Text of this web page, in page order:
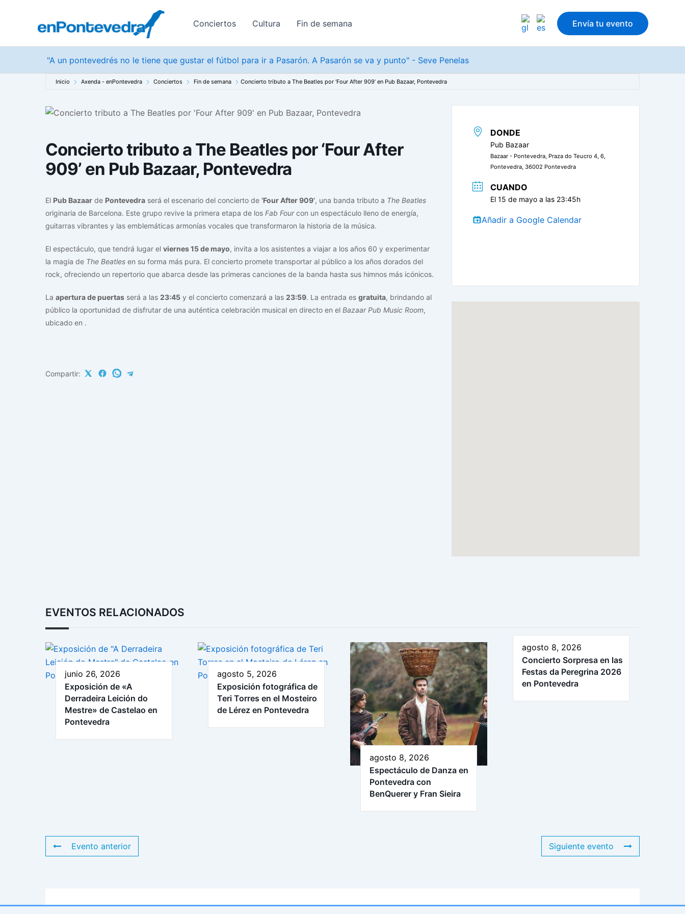
contenido
Conciertos Cultura Fin de semana Envía tu evento
"A un pontevedrés no le tiene que gustar el fútbol para ir a Pasarón. A Pasarón se va y punto" - Seve Penelas
Inicio Axenda - enPontevedra Conciertos Fin de semana Concierto tributo a The Beatles por ‘Four After 909’ en Pub Bazaar, Pontevedra
Concierto tributo a The Beatles por ‘Four After
909’ en Pub Bazaar, Pontevedra
El Pub Bazaar de Pontevedra será el escenario del concierto de ‘Four After 909’, una banda tributo a The Beatles
originaria de Barcelona. Este grupo revive la primera etapa de los Fab Fourcon un espectáculo lleno de energía,
guitarras vibrantes y las emblemáticas armonías vocales que transformaron la historia de la música.
El espectáculo, que tendrá lugar el viernes 15 de mayo, invita a los asistentes a viajar a los años 60 y experimentar
la magia de The Beatles en su forma más pura. El concierto promete transportar al público a los años dorados del
rock, ofreciendo un repertorio que abarca desde las primeras canciones de la banda hasta sus himnos más icónicos.
La apertura de puertas será a las 23:45 y el concierto comenzará a las 23:59. La entrada es gratuita, brindando al
público la oportunidad de disfrutar de una auténtica celebración musical en directo en el Bazaar Pub Music Room,
ubicado en .
Compartir:
DONDE
Pub Bazaar
Bazaar - Pontevedra, Praza do Teucro 4, 6,
Pontevedra, 36002 Pontevedra
CUANDO
El 15 de mayo a las 23:45h
Añadir a Google Calendar
EVENTOS RELACIONADOS
junio 26, 2026
Exposición de «A
Derradeira Leición do
Mestre» de Castelao en
Pontevedra
agosto 5, 2026
Exposición fotográfica de
Teri Torres en el Mosteiro
de Lérez en Pontevedra
agosto 8, 2026
Espectáculo de Danza en
Pontevedra con
BenQuerer y Fran Sieira
agosto 8, 2026
Concierto Sorpresa en las
Festas da Peregrina 2026
en Pontevedra
Evento anterior Siguiente evento